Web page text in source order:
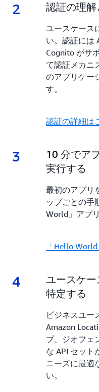
2 2.
認証の理解
ユースケース
い。認証には
Cognito がサ
て認証メカニ
のアプリケー
す。
認証の詳細は
3 3.
10 分でア
実行する
最初のアプリ
ップごとの手
World」アプ
「Hello
4 4.
ユースケー
特定する
ビジネスユー
Amazon
プ、ジオフェ
な API セット
ニーズに最適
い。